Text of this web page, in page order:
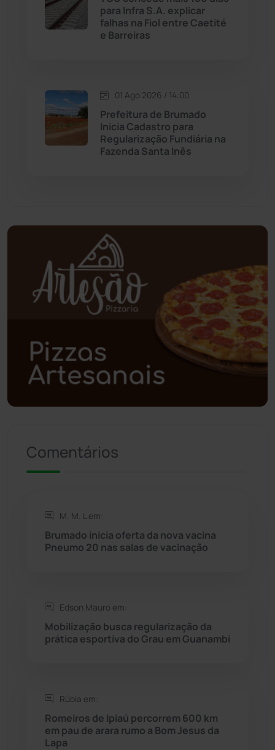
Mortugaba (31)
Oliveira dos Brejinhos
Palmas de Monte Alto
Piripá (90)
Planalto
Poções (182)
(57)
Polícia Militar (27)
Rio do Antônio
Saúde
Seabra (50)
Sítio do Mato
Sudoeste Baiano (1530)
para Infra S.A. explicar
falhas na Fiol entre Caetité
e Barreiras
01 Ago 2026 / 14:00
Prefeitura de Brumado
Inicia Cadastro para
Regularização Fundiária na
Fazenda Santa Inês
Comentários
M. M. L em:
Brumado inicia oferta da nova vacina
Pneumo 20 nas salas de vacinação
Edson Mauro em:
Mobilização busca regularização da
prática esportiva do Grau em Guanambi
Rúbia em:
Romeiros de Ipiaú percorrem 600 km
em pau de arara rumo a Bom Jesus da
Lapa